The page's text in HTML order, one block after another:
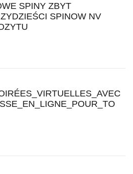
SPINY ZBYT
SPINOW NV